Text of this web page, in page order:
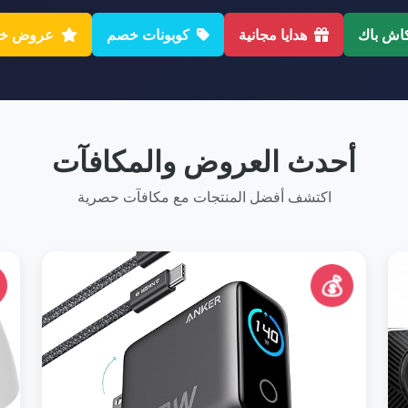
باك هدايا مجانية كوبونات خصم عروض
أحدث العروض والمكافآت
اكتشف أفضل المنتجات مع مكافآت حصرية
💰